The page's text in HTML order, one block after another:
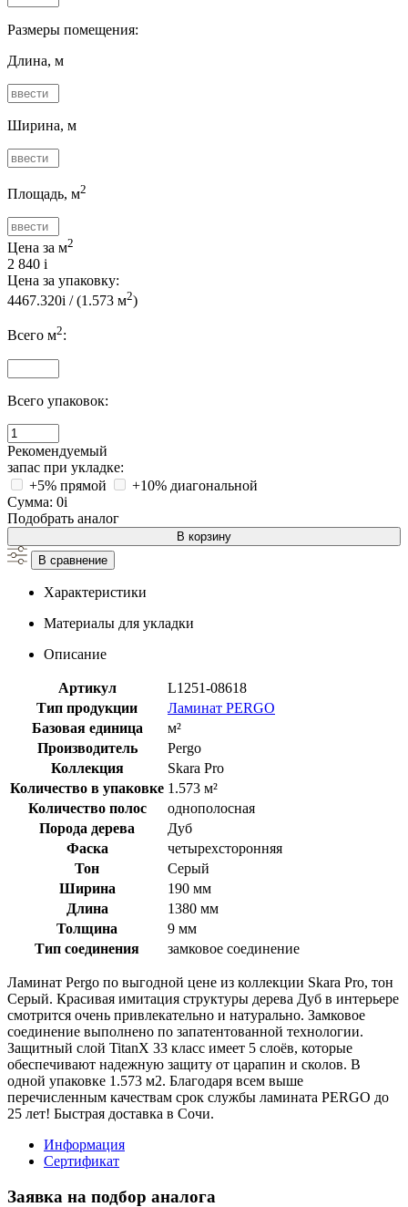
Размеры помещения:
Длина, м
Ширина, м
Площадь, м2
Цена за м2
2 840 i
Цена за упаковку:
4467.320i / (1.573 м2)
Всего м2:
Всего упаковок:
Рекомендуемый
запас при укладке:
+5% прямой
+10% диагональной
Сумма: 0i
Подобрать аналог
В корзину
В сравнение
Характеристики
Материалы для укладки
Описание
Артикул
L1251-08618
Тип продукции
Ламинат PERGO
Базовая единица
м²
Производитель
Pergo
Коллекция
Skara Pro
Количество в упаковке 1.573 м²
Количество полос
однополосная
Порода дерева
Дуб
Фаска
четырехсторонняя
Тон
Серый
Ширина
190 мм
Длина
1380 мм
Толщина
9 мм
Тип соединения
замковое соединение
Ламинат Pergo по выгодной цене из коллекции Skara Pro, тон
Серый. Красивая имитация структуры дерева Дуб в интерьере
смотрится очень привлекательно и натурально. Замковое
соединение выполнено по запатентованной технологии.
Защитный слой TitanX 33 класс имеет 5 слоёв, которые
обеспечивают надежную защиту от царапин и сколов. В
одной упаковке 1.573 м2. Благодаря всем выше
перечисленным качествам срок службы ламината PERGO до
25 лет! Быстрая доставка в Сочи.
Информация
Сертификат
Заявка на подбор аналога